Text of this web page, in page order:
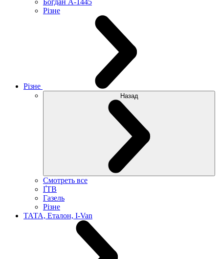
Різне
Різне
Назад
Смотреть все
ҐТВ
Газель
Різне
ТАТА, Еталон, I-Van